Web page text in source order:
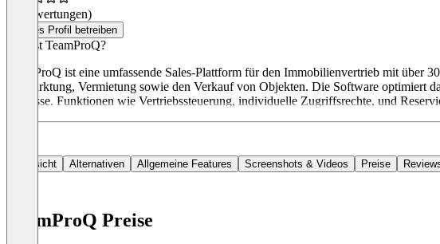
(0 Bewertungen)
Dieses Profil betreiben
Was ist TeamProQ?
TeamProQ ist eine umfassende Sales-Plattform für den Immobilienvertrieb mit
Vermarktung, Vermietung sowie den Verkauf von Objekten. Die Software optimiert
Prozesse. Funktionen wie Vertriebssteuerung, individuelle Zugriffsrechte, und
Übersicht Alternativen Allgemeine Features Screenshots & Videos Preise
TeamProQ Preise